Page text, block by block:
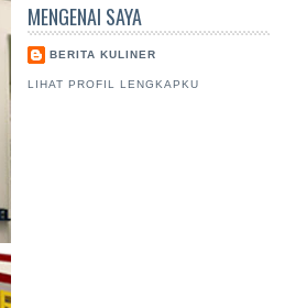
MENGENAI SAYA
BERITA KULINER
LIHAT PROFIL LENGKAPKU